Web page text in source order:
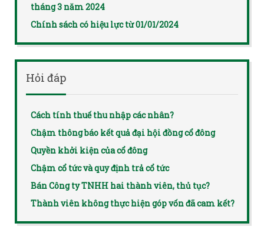
tháng 3 năm 2024
Chính sách có hiệu lực từ 01/01/2024
Hỏi đáp
Cách tính thuế thu nhập các nhân?
Chậm thông báo kết quả đại hội đồng cổ đông
Quyền khởi kiện của cổ đông
Chậm cổ tức và quy định trả cổ tức
Bán Công ty TNHH hai thành viên, thủ tục?
Thành viên không thực hiện góp vốn đã cam kết?